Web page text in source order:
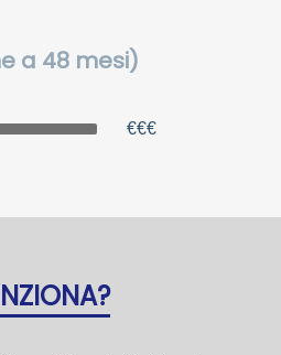
a 48 mesi)
€€€